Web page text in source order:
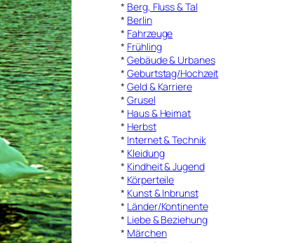
* Berg, Fluss & Tal
* Berlin
* Fahrzeuge
* Frühling
*Gebäude & Urbanes
*Geburtstag/Hochzeit
*Geld & Karriere
*Grusel
* Haus & Heimat
* Herbst
* Internet & Technik
* Kleidung
* Kindheit & Jugend
* Körperteile
* Kunst & Inbrunst
* Länder/Kontinente
* Liebe & Beziehung
* Märchen